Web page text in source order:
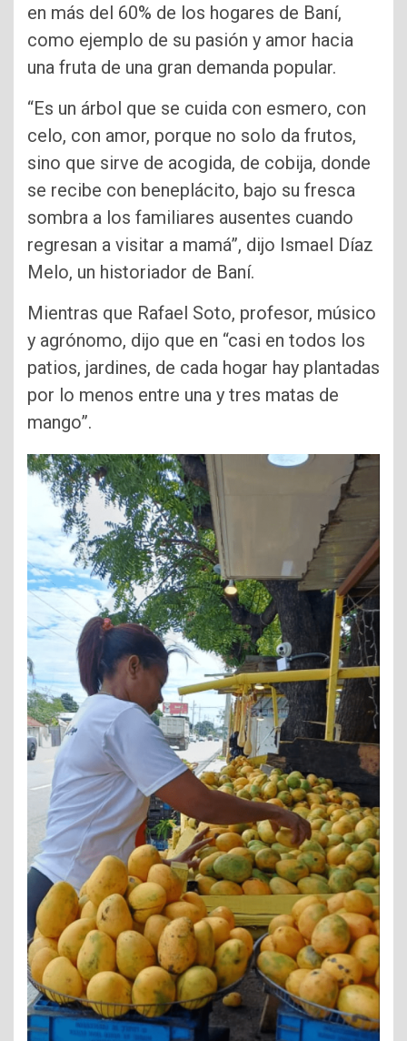
en más del 60% de los hogares de Baní,
como ejemplo de su pasión y amor hacia
una fruta de una gran demanda popular.
“Es un árbol que se cuida con esmero, con
celo, con amor, porque no solo da frutos,
sino que sirve de acogida, de cobija, donde
se recibe con beneplácito, bajo su fresca
sombra a los familiares ausentes cuando
regresan a visitar a mamá”, dijo Ismael Díaz
Melo, un historiador de Baní.
Mientras que Rafael Soto, profesor, músico
y agrónomo, dijo que en “casi en todos los
patios, jardines, de cada hogar hay plantadas
por lo menos entre una y tres matas de
mango”.